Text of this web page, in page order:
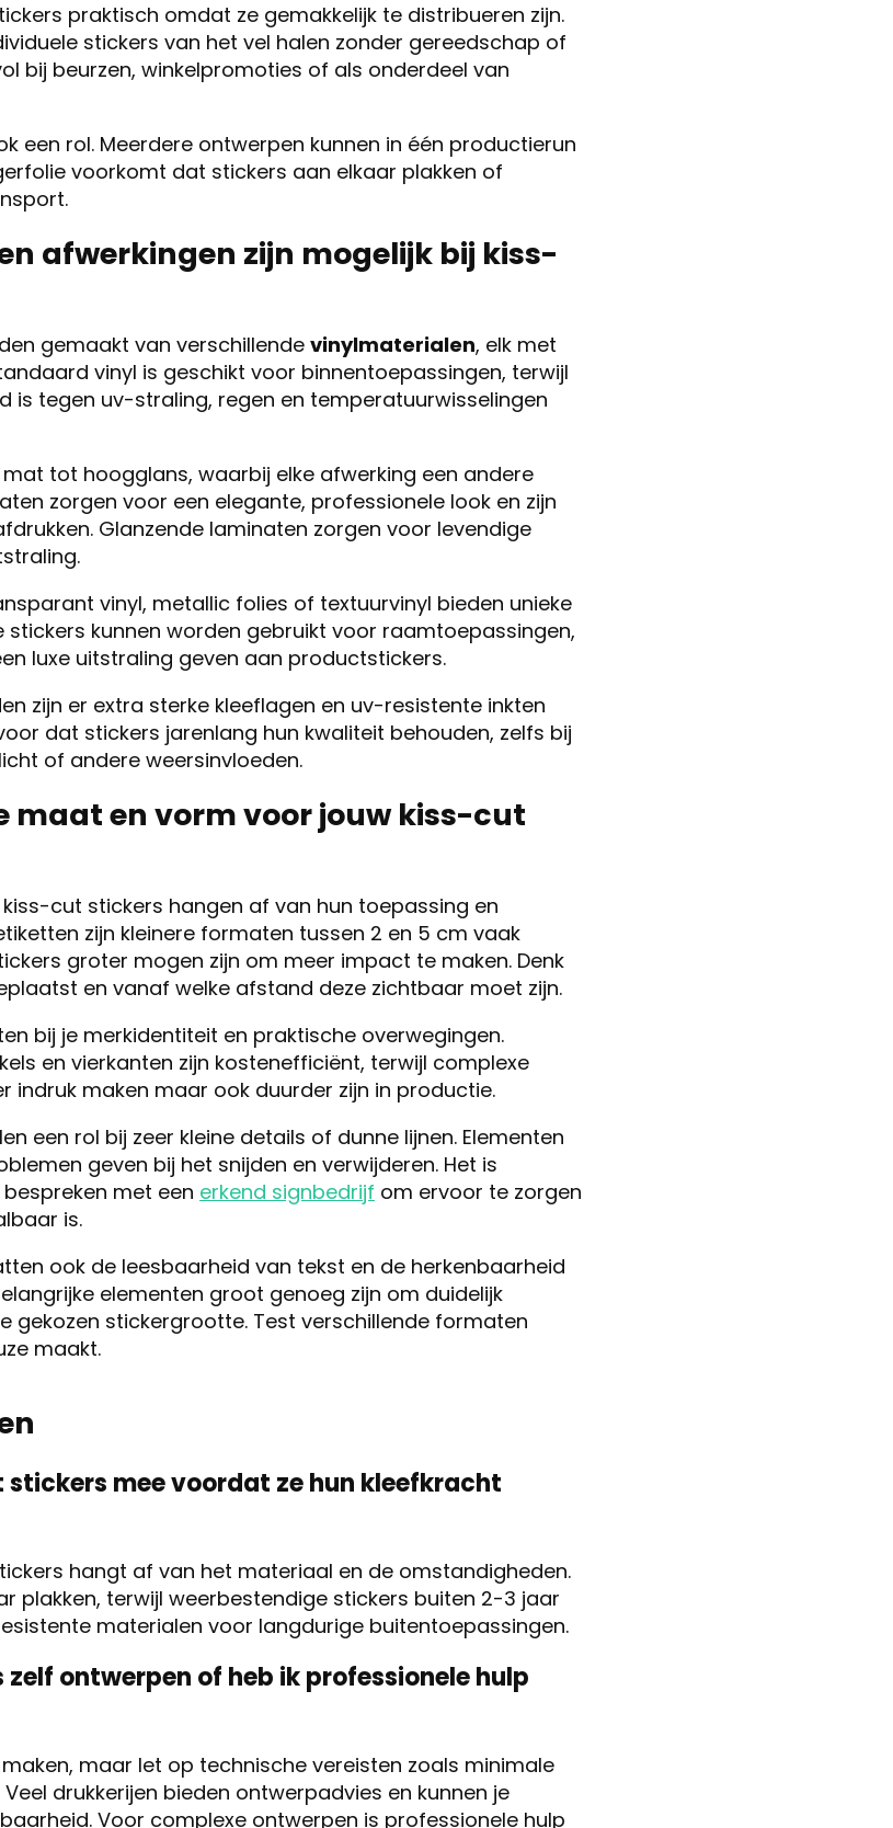
praktisch omdat ze gemakkelijk te distribueren zijn.
stickers van het vel halen zonder gereedschap of
bij beurzen, winkelpromoties of als onderdeel van
een rol. Meerdere ontwerpen kunnen in één productierun
voorkomt dat stickers aan elkaar plakken of
afwerkingen zijn mogelijk bij kiss-
gemaakt van verschillende vinylmaterialen, elk met
vinyl is geschikt voor binnentoepassingen, terwijl
is tegen uv-straling, regen en temperatuurwisselingen
tot hoogglans, waarbij elke afwerking een andere
zorgen voor een elegante, professionele look en zijn
Glanzende laminaten zorgen voor levendige
vinyl, metallic folies of textuurvinyl bieden unieke
stickers kunnen worden gebruikt voor raamtoepassingen,
luxe uitstraling geven aan productstickers.
zijn er extra sterke kleeflagen en uv-resistente inkten
dat stickers jarenlang hun kwaliteit behouden, zelfs bij
of andere weersinvloeden.
maat en vorm voor jouw kiss-cut
cut stickers hangen af van hun toepassing en
zijn kleinere formaten tussen 2 en 5 cm vaak
groter mogen zijn om meer impact te maken. Denk
en vanaf welke afstand deze zichtbaar moet zijn.
bij je merkidentiteit en praktische overwegingen.
en vierkanten zijn kostenefficiënt, terwijl complexe
indruk maken maar ook duurder zijn in productie.
een rol bij zeer kleine details of dunne lijnen. Elementen
geven bij het snijden en verwijderen. Het is
met een erkend signbedrijf om ervoor te zorgen
is.
ook de leesbaarheid van tekst en de herkenbaarheid
elementen groot genoeg zijn om duidelijk
gekozen stickergrootte. Test verschillende formaten
maakt.
mee voordat ze hun kleefkracht
hangt af van het materiaal en de omstandigheden.
plakken, terwijl weerbestendige stickers buiten 2-3 jaar
materialen voor langdurige buitentoepassingen.
ontwerpen of heb ik professionele hulp
maar let op technische vereisten zoals minimale
drukkerijen bieden ontwerpadvies en kunnen je
Voor complexe ontwerpen is professionele hulp